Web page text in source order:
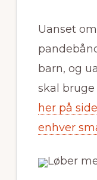
Uanset
barn, og
skal
her på
enhver